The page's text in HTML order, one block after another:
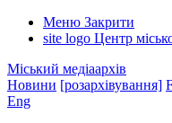
Меню Закрити
site logo Центр
Міський медіаархів
Новини [розархівування]
Eng